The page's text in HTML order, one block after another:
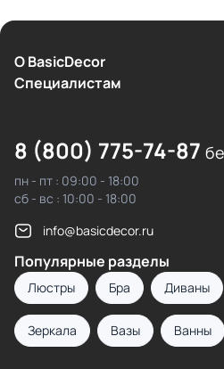
О BasicDecor
Cпециалистам
8 (800) 775-74-87
пн - пт : 09:00 - 18:00
сб - вс : 10:00 - 18:00
info@basicdecor.ru
Популярные разделы
Люстры Бра Диваны
Зеркала Вазы Ванны